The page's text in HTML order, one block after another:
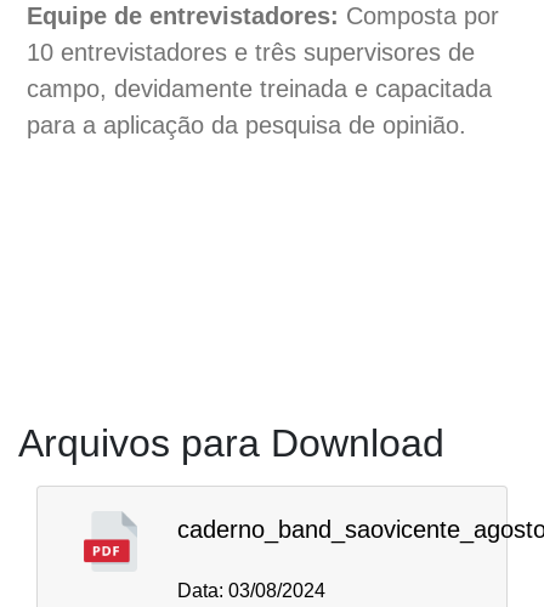
Equipe de entrevistadores: Composta por
10 entrevistadores e três supervisores de
campo, devidamente treinada e capacitada
para a aplicação da pesquisa de opinião.
Arquivos para Download
Data: 03/08/2024